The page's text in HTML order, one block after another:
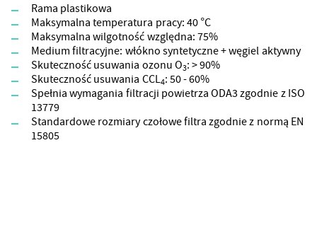
Rama plastikowa
Maksymalna temperatura pracy: 40 °C
Maksymalna wilgotność względna: 75%
Medium filtracyjne: włókno syntetyczne + węgiel aktywny
Skuteczność usuwania ozonu O3: > 90%
Skuteczność usuwania CCL4: 50 - 60%
Spełnia wymagania filtracji powietrza ODA3 zgodnie z ISO
13779
Standardowe rozmiary czołowe filtra zgodnie z normą EN
15805